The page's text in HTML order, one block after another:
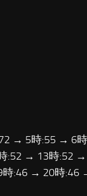
→ 5時:55 → 6
:52 → 13時:52
:46 → 20時:46